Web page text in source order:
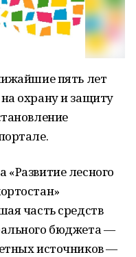
пять лет
охрану и защиту
лесного
часть средств
бюджета —
источников —